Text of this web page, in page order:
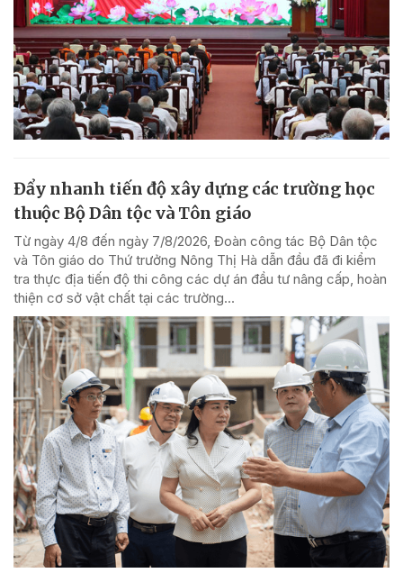
Đẩy nhanh tiến độ xây dựng các trường học
thuộc Bộ Dân tộc và Tôn giáo
Từ ngày 4/8 đến ngày 7/8/2026, Đoàn công tác Bộ Dân tộc
và Tôn giáo do Thứ trưởng Nông Thị Hà dẫn đầu đã đi kiểm
tra thực địa tiến độ thi công các dự án đầu tư nâng cấp, hoàn
thiện cơ sở vật chất tại các trường...